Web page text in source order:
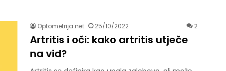
Optometrija.net 25/10/2022 2
Artritis i oči: kako artritis utječe
na vid?